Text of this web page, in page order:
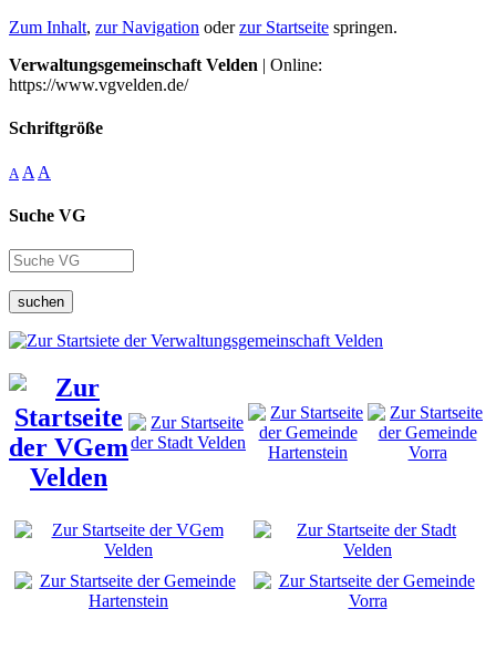
Zum Inhalt, zur Navigation oderzur Startseite springen.
Verwaltungsgemeinschaft Velden | Online:
https://www.vgvelden.de/
Schriftgröße
A A A
Suche VG
suchen